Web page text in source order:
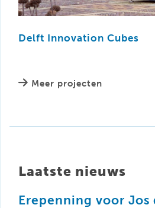
Delft Innovation Cubes
Meer projecten
Laatste nieuws
Erepenning voor Jos